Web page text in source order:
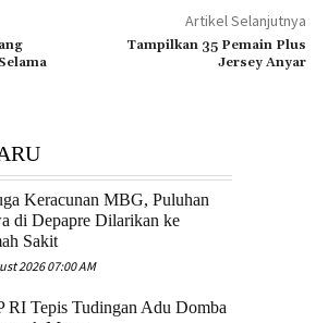
Artikel Selanjutnya
Tampilkan 35 Pemain Plus
Jersey Anyar
Keracunan MBG, Puluhan
di Depapre Dilarikan ke
Sakit
2026 07:00 AM
RI Tepis Tudingan Adu Domba